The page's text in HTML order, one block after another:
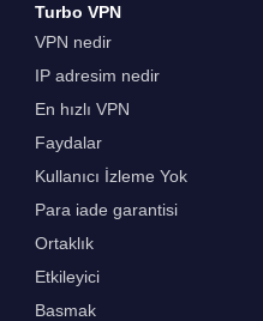
Turbo VPN
VPN nedir
IP adresim nedir
En hızlı VPN
Faydalar
Kullanıcı İzleme Yok
Para iade garantisi
Ortaklık
Etkileyici
Basmak